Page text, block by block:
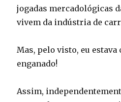
jogadas mercadológicas
vivem da indústria de
Mas, pelo visto, eu
enganado!
Assim,